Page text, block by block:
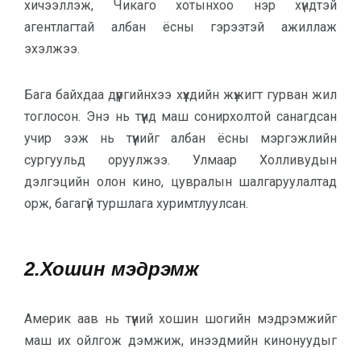
хичээллэж, Чикаго хотынхоо нэр хүндтэй
агентлагтай албан ёсны гэрээтэй ажиллаж
эхэлжээ.
Бага байхдаа дүүргийнхээ хүүхдийн жүжигт гурван жил
тоглосон. Энэ нь түүнд маш сонирхолтой санагдсан
учир ээж нь түүнийг албан ёсны мэргэжлийн
сургуульд оруулжээ. Улмаар Холливудын
дэлгэцийн олон кино, цувралын шалгаруулалтад
орж, багагүй туршлага хуримтлуулсан.
2.Хошин мэдрэмж
Америк аав нь түүний хошин шогийн мэдрэмжийг
маш их ойлгож дэмжиж, инээдмийн кинонуудыг